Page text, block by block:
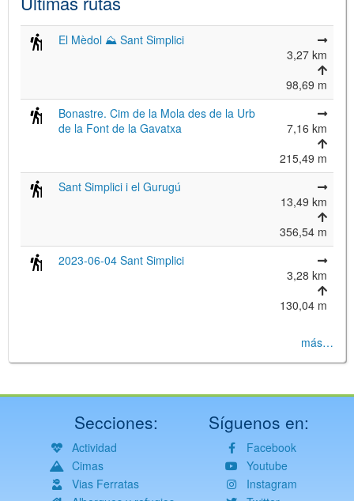
El Mèdol ⛰ Sant Simplici
3,27 km
98,69 m
Bonastre. Cim de la Mola des de la Urb
de la Font de la Gavatxa
7,16 km
215,49 m
Sant Simplici i el Gurugú
13,49 km
356,54 m
2023-06-04 Sant Simplici
3,28 km
130,04 m
más…
Secciones:
Actividad
Cimas
Vias Ferratas
Síguenos en:
Facebook
Youtube
Instagram